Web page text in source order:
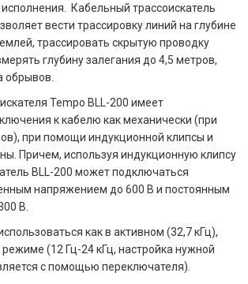
Кабельный трассоискатель
вести трассировку линий на глубине
трассировать скрытую проводку
глубину залегания до 4,5 метров,
обрывов.
Tempo BLL-200 имеет
к кабелю как механически (при
при помощи индукционной клипсы и
Причем, используя индукционную клипсу
BLL-200 может подключаться
напряжением до 600 В и постоянным
В.
как в активном (32,7 кГц),
режиме (12 Гц-24 кГц, настройка нужной
с помощью переключателя).